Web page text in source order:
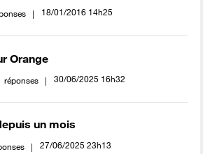
‎18/01/2016 14h25
Orange
réponses ‎30/06/2025 16h32
un mois
‎27/06/2025 23h13